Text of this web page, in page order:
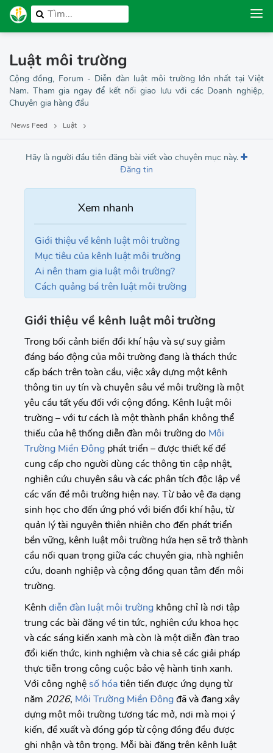
Luật môi trường
Cộng đồng, Forum - Diễn đàn luật môi trường lớn nhất tại Việt
Nam. Tham gia ngay để kết nối giao lưu với các Doanh nghiệp,
Chuyên gia hàng đầu
News Feed Luật
Hãy là người đầu tiên đăng bài viết vào chuyên mục này.
Đăng tin
Giới thiệu về kênh luật môi trường
Mục tiêu của kênh luật môi trường
Ai nên tham gia luật môi trường?
Cách quảng bá trên luật môi trường
Giới thiệu về kênh luật môi trường
Trong bối cảnh biến đổi khí hậu và sự suy giảm
đáng báo động của môi trường đang là thách thức
cấp bách trên toàn cầu, việc xây dựng một kênh
thông tin uy tín và chuyên sâu về môi trường là một
yêu cầu tất yếu đối với cộng đồng. Kênh luật môi
trường – với tư cách là một thành phần không thể
thiếu của hệ thống diễn đàn môi trường do Môi
Trường Miền Đông phát triển – được thiết kế để
cung cấp cho người dùng các thông tin cập nhật,
nghiên cứu chuyên sâu và các phân tích độc lập về
các vấn đề môi trường hiện nay. Từ bảo vệ đa dạng
sinh học cho đến ứng phó với biến đổi khí hậu, từ
quản lý tài nguyên thiên nhiên cho đến phát triển
bền vững, kênh luật môi trường hứa hẹn sẽ trở thành
cầu nối quan trọng giữa các chuyên gia, nhà nghiên
cứu, doanh nghiệp và cộng đồng quan tâm đến môi
trường.
Kênh diễn đàn luật môi trường không chỉ là nơi tập
trung các bài đăng về tin tức, nghiên cứu khoa học
và các sáng kiến xanh mà còn là một diễn đàn trao
đổi kiến thức, kinh nghiệm và chia sẻ các giải pháp
thực tiễn trong công cuộc bảo vệ hành tinh xanh.
Với công nghệsố hóatiên tiến được ứng dụng từ
năm 2026, Môi Trường Miền Đôngđã và đang xây
dựng một môi trường tương tác mở, nơi mà mọi ý
kiến, đề xuất và đóng góp từ cộng đồng đều được
ghi nhận và tôn trọng. Mỗi bài đăng trên kênh luật